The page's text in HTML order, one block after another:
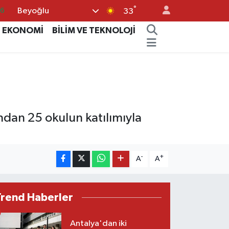
Beyoğlu 33°
EKONOMİ
BİLİM VE TEKNOLOJİ
25 okulun katılımıyla
A- A+
Haberler
Antalya'dan iki